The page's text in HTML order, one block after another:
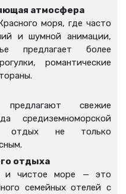
атмосфера
моря, где часто
и шумной анимации,
предлагает более
романтические
свежие
средиземноморской
отдых не только
отдыха
и чистое море — это
семейных отелей с